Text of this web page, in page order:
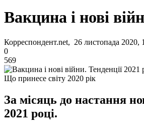
Вакцина і нові
Корреспондент.net, 26 листопада 2020,
0
569
Що принесе світу 2020 рік
За місяць до настання
2021 році.